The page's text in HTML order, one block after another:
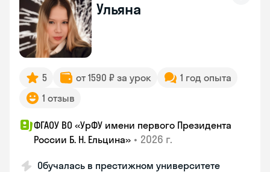
Ульяна
5 от 1590 ₽ за урок
1 год опыта
1 отзыв
ФГАОУ ВО «УрФУ имени первого Президента
России Б. Н. Ельцина» • 2026 г.
Обучалась в престижном университете